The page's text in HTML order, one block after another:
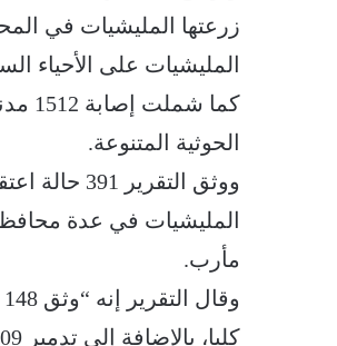
المليشيات على الأحياء
الحوثية المتنوعة.
مأرب.